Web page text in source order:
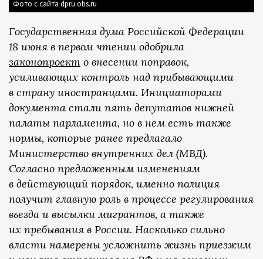
Фото с сайта dpru.obs.ru
Государственная дума Российской Федерации
18 июня в первом чтении одобрила
законопроект о внесении поправок,
усиливающих контроль над прибывающими
в страну иностранцами. Инициаторами
документа стали пять депутатов нижней
палаты парламента, но в нем есть также
нормы, которые ранее предлагало
Министерство внутренних дел (МВД).
Согласно предложенным изменениям
в действующий порядок, именно полиция
получит главную роль в процессе регулирования
въезда и высылки мигрантов, а также
их пребывания в России. Насколько сильно
власти намерены усложнить жизнь приезжим